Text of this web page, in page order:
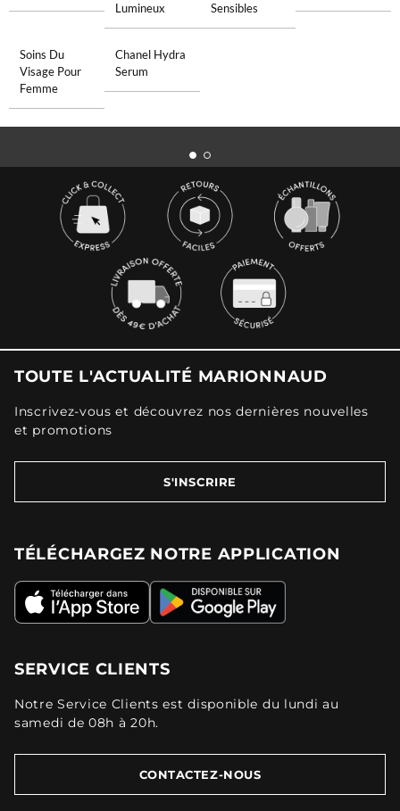
Lumineux
Sensibles
Soins Du
Visage Pour
Femme
Chanel Hydra
Serum
TOUTE L'ACTUALITÉ MARIONNAUD
Inscrivez-vous et découvrez nos dernières nouvelles
et promotions
S'INSCRIRE
TÉLÉCHARGEZ NOTRE APPLICATION
SERVICE CLIENTS
Notre Service Clients est disponible du lundi au
samedi de 08h à 20h.
CONTACTEZ-NOUS